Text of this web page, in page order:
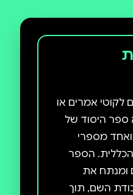
לקוטי אמרים או
ספר היסוד של
מספרי
הספר
ומנתח את
השם, תוך